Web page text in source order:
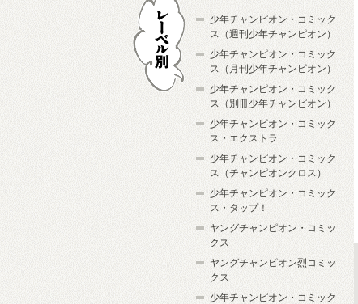
少年チャンピオン・コミック
ス（週刊少年チャンピオン）
少年チャンピオン・コミック
ス（月刊少年チャンピオン）
少年チャンピオン・コミック
ス（別冊少年チャンピオン）
少年チャンピオン・コミック
ス・エクストラ
少年チャンピオン・コミック
ス（チャンピオンクロス）
少年チャンピオン・コミック
ス・タップ！
ヤングチャンピオン・コミッ
クス
ヤングチャンピオン烈コミッ
クス
少年チャンピオン・コミック